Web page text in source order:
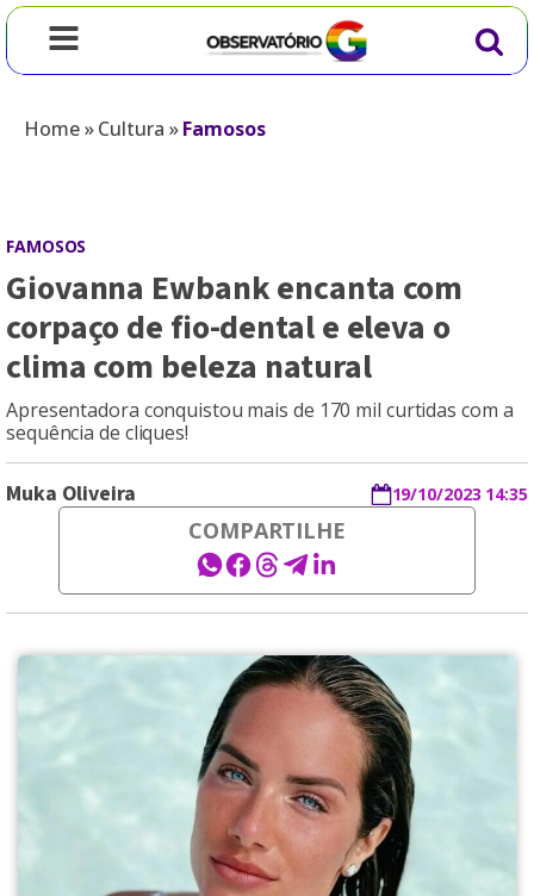
Home»Cultura »Famosos
FAMOSOS
Giovanna Ewbank encanta com
corpaço de fio-dental e eleva o
clima com beleza natural
Apresentadora conquistou mais de 170 mil curtidas com a
sequência de cliques!
Muka Oliveira 19/10/2023 14:35
COMPARTILHE